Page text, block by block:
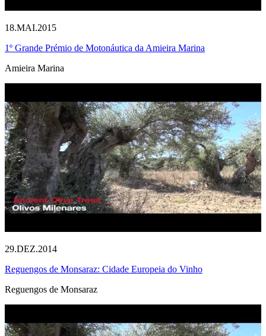
18.MAI.2015
1º Grande Prémio de Motonáutica da Amieira Marina
Amieira Marina
29.DEZ.2014
Reguengos de Monsaraz: Cidade Europeia do Vinho
Reguengos de Monsaraz